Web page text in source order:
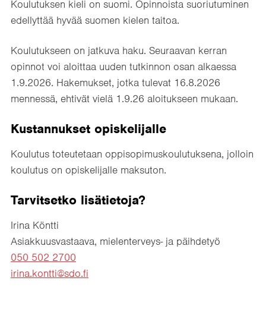
Koulutuksen kieli on suomi. Opinnoista suoriutuminen
edellyttää hyvää suomen kielen taitoa.
Koulutukseen on jatkuva haku. Seuraavan kerran
opinnot voi aloittaa uuden tutkinnon osan alkaessa
1.9.2026. Hakemukset, jotka tulevat 16.8.2026
mennessä, ehtivät vielä 1.9.26 aloitukseen mukaan.
Kustannukset opiskelijalle
Koulutus toteutetaan oppisopimuskoulutuksena, jolloin
koulutus on opiskelijalle maksuton.
Tarvitsetko lisätietoja?
Irina Köntti
Asiakkuusvastaava, mielenterveys- ja päihdetyö
050 502 2700
irina.kontti@sdo.fi